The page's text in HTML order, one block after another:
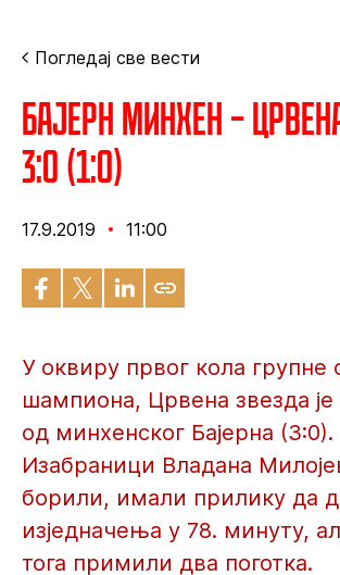
Погледај све вести
Бајерн Минхен –
3:0 (1:0)
17.9.2019 11:00
У оквиру првог кола групне
шампиона, Црвена звезда
од минхенског Бајерна (3:0).
Изабраници Владана
борили, имали прилику да
изједначења у 78. минуту,
тога примили два поготка.